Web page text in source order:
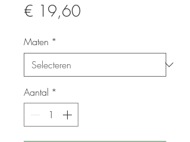
€ 19,60Prijs
Maten *
Aantal *